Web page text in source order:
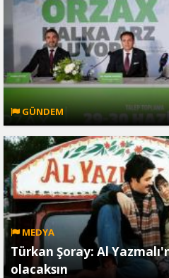
GÜNDEM
MEDYA
Türkan Şoray: Al
olacaksın